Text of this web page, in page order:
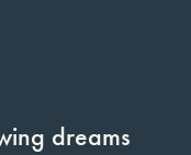
dreams